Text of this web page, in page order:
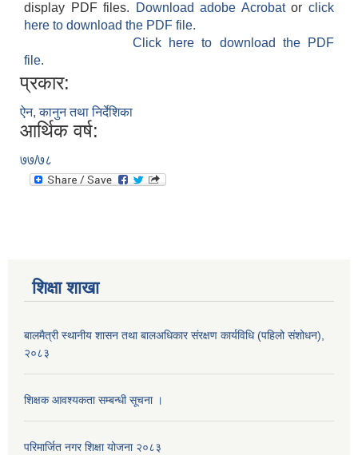
display PDF files.
Download adobe Acrobatorclick
here to download the PDF file.
Click here to download the PDF
file.
प्रकार:
ऐन, कानुन तथा निर्देशिका
आर्थिक वर्ष:
७७/७८
शिक्षा शाखा
बालमैत्री स्थानीय शासन तथा बालअधिकार संरक्षण कार्यविधि (पहिलो संशोधन),
२०८३
शिक्षक आवश्यकता सम्बन्धी सूचना ।
परिमार्जित नगर शिक्षा योजना २०८३